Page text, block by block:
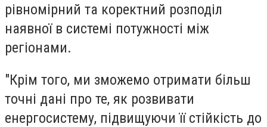
рівномірний та коректний розподіл
наявної в системі потужності між
регіонами.
"Крім того, ми зможемо отримати більш
точні дані про те, як розвивати
енергосистему, підвищуючи її стійкість до